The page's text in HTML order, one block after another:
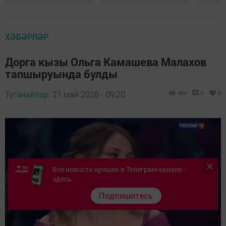
ХӘБӘРЛӘР
Дорга кызы Ольга Камашева Малахов
тапшыруында булды
Туганайлар, 21 май 2026 - 09:20 464 0 3
Все новости кряшен в Телеграм-канале -
здесь
Подпишитесь